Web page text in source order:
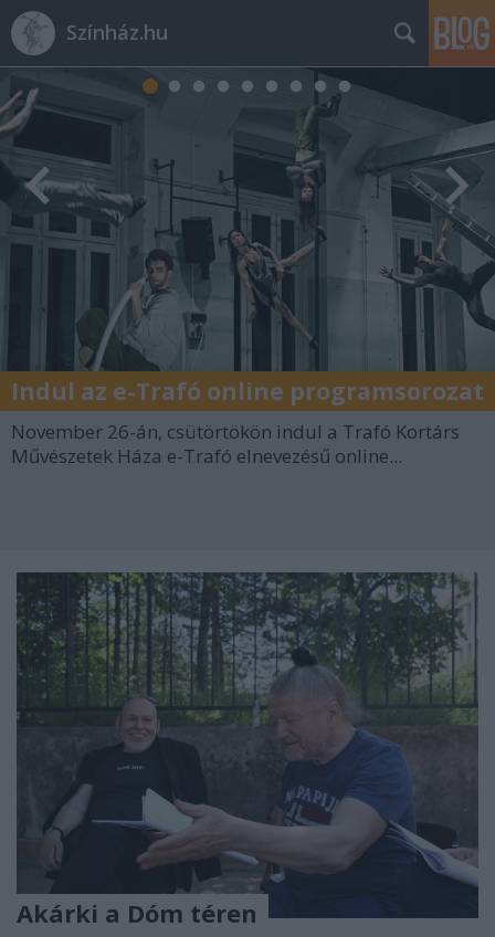
Színház.hu
Indul az e-Trafó online programsorozat
November 26-án, csütörtökön indul a Trafó Kortárs
Művészetek Háza e-Trafó elnevezésű online...
Akárki a Dóm téren